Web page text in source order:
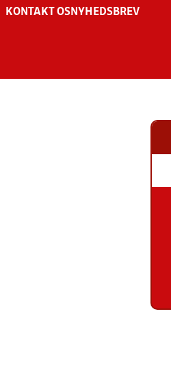
KONTAKT OS NYHEDSBREV